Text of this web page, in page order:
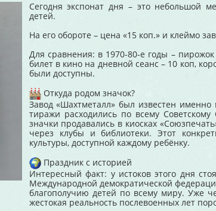
Сегодня экспонат дня – это небольшой
детей.
На его обороте – цена «15 коп.» и клеймо
Для сравнения: в 1970-80-е годы –
билет в кино на дневной сеанс – 10 коп,
были доступны.
Откуда родом значок?
Завод «Шахтметалл» был известен
тиражи расходились по всему
значки продавались в киосках
через клубы и библиотеки. Этот
культуры, доступной каждому ребёнку.
Праздник с историей
Интересный факт: у истоков этого дня
Международной демократической
благополучию детей по всему миру. Уже
жестокая реальность послевоенных лет